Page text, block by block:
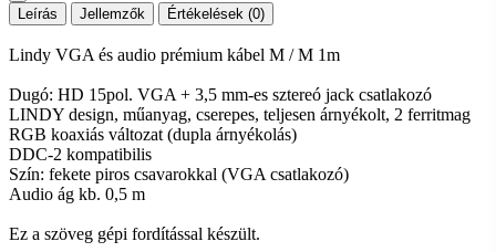
Leírás Jellemzők Értékelések (0)
Lindy VGA és audio prémium kábel M / M 1m
Dugó: HD 15pol. VGA + 3,5 mm-es sztereó jack csatlakozó
LINDY design, műanyag, cserepes, teljesen árnyékolt, 2 ferritmag
RGB koaxiás változat (dupla árnyékolás)
DDC-2 kompatibilis
Szín: fekete piros csavarokkal (VGA csatlakozó)
Audio ág kb. 0,5 m
Ez a szöveg gépi fordítással készült.